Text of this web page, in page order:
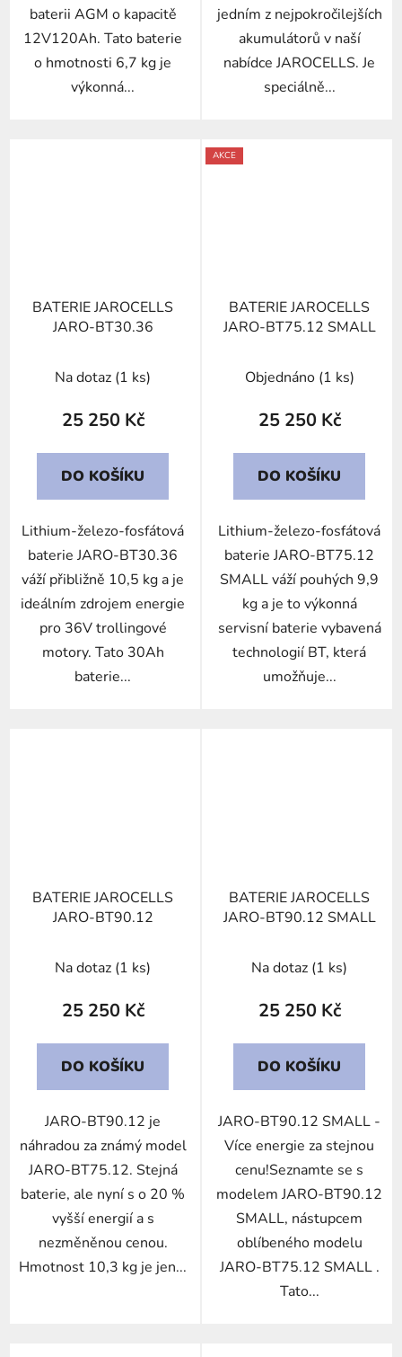
baterii AGM o kapacitě
12V120Ah. Tato baterie
o hmotnosti 6,7 kg je
výkonná...
jedním z nejpokročilejších
akumulátorů v naší
nabídce JAROCELLS. Je
speciálně...
BATERIE JAROCELLS
JARO-BT30.36
Na dotaz (1 ks)
25 250 Kč
DO KOŠÍKU
Lithium-železo-fosfátová
baterie JARO-BT30.36
váží přibližně 10,5 kg a je
ideálním zdrojem energie
pro 36V trollingové
motory. Tato 30Ah
baterie...
AKCE
BATERIE JAROCELLS
JARO-BT75.12 SMALL
Objednáno (1 ks)
25 250 Kč
DO KOŠÍKU
Lithium-železo-fosfátová
baterie JARO-BT75.12
SMALL váží pouhých 9,9
kg a je to výkonná
servisní baterie vybavená
technologií BT, která
umožňuje...
BATERIE JAROCELLS
JARO-BT90.12
Na dotaz (1 ks)
25 250 Kč
DO KOŠÍKU
JARO-BT90.12 je
náhradou za známý model
JARO-BT75.12. Stejná
baterie, ale nyní s o 20 %
vyšší energií a s
nezměněnou cenou.
Hmotnost 10,3 kg je jen...
BATERIE JAROCELLS
JARO-BT90.12 SMALL
Na dotaz (1 ks)
25 250 Kč
DO KOŠÍKU
JARO-BT90.12 SMALL -
Více energie za stejnou
cenu!Seznamte se s
modelem JARO-BT90.12
SMALL, nástupcem
oblíbeného modelu
JARO-BT75.12 SMALL .
Tato...